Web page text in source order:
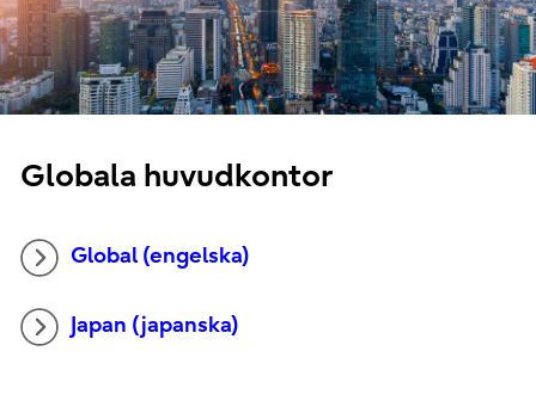
Globala huvudkontor
Global (engelska)
Japan (japanska)